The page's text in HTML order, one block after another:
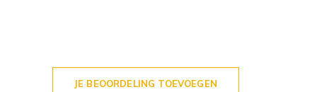
JE BEOORDELING TOEVOEGEN